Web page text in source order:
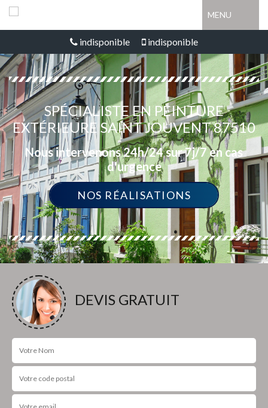
MENU
indisponible indisponible
SPÉCIALISTE EN PEINTURE
EXTÉRIEURE SAINT JOUVENT 87510
Nous intervenons 24h/24 sur 7j/7 en cas
d'urgence
NOS RÉALISATIONS
DEVIS GRATUIT